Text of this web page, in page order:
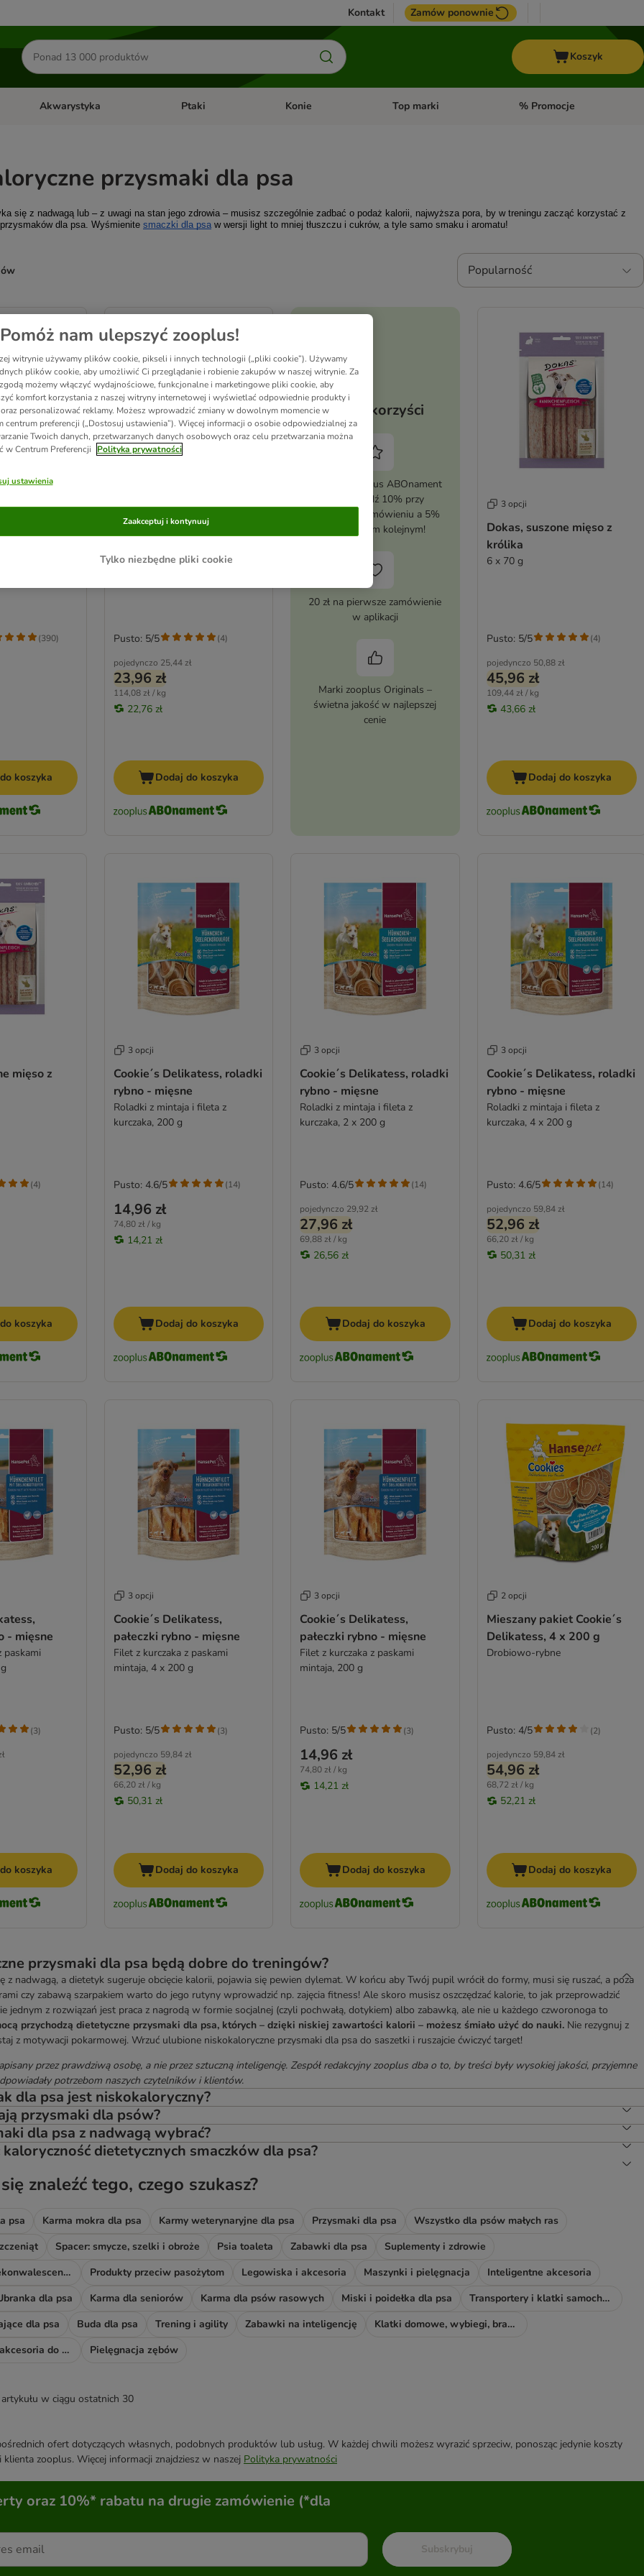
Kontakt Zamów ponownie
Szukaj
produktów
Koszyk
Otwórz menu kategorii: Małe zwierzęta
Akwarystyka Otwórz menu kategorii: Akwarystyka
Ptaki Otwórz menu kategorii: Ptaki
Konie Otwórz menu kategorii: Konie
Top marki Otwórz menu kategorii: Top
% Promocje
przysmaki dla psa
się z nadwagą lub – z uwagi na stan jego zdrowia – musisz szczególnie zadbać o podaż kalorii, najwyższa pora, by w treningu zacząć korzystać z
dla psa. Wyśmienite smaczki dla psa w wersji light to mniej tłuszczu i cukrów, a tyle samo smaku i aromatu!
Popularność
żucia
70 g
(390)
koszyka
Dokas, suszone mięso z
3 x 70 g
pojedynczo 25,44 zł
23,96 zł
114,08 zł / kg
22,76 zł
Pusto: 5/5 (4)
Dodaj do koszyka
Twoje korzyści
Aktywuj zooplus ABOnament
i zaoszczędź 10% przy
pierwszym zamówieniu a 5%
przy każdym kolejnym!
20 zł na pierwsze zamówienie
w aplikacji
Marki zooplus Originals –
świetna jakość w najlepszej
cenie
3 opcji
Dokas, suszone mięso z
królika
6 x 70 g
pojedynczo 50,88 zł
45,96 zł
109,44 zł / kg
43,66 zł
Pusto: 5/5 (4)
Dodaj do koszyka
mięso z
(4)
koszyka
3 opcji
Cookie´s Delikatess, roladki
rybno - mięsne
Roladki z mintaja i fileta z
kurczaka, 200 g
14,96 zł
74,80 zł / kg
14,21 zł
Pusto: 4.6/5 (14)
Dodaj do koszyka
3 opcji
Cookie´s Delikatess, roladki
rybno - mięsne
Roladki z mintaja i fileta z
kurczaka, 2 x 200 g
pojedynczo 29,92 zł
27,96 zł
69,88 zł / kg
26,56 zł
Pusto: 4.6/5 (14)
Dodaj do koszyka
3 opcji
Cookie´s Delikatess, roladki
rybno - mięsne
Roladki z mintaja i fileta z
kurczaka, 4 x 200 g
pojedynczo 59,84 zł
52,96 zł
66,20 zł / kg
50,31 zł
Pusto: 4.6/5 (14)
Dodaj do koszyka
- mięsne
paskami
(3)
koszyka
3 opcji
Cookie´s Delikatess,
pałeczki rybno - mięsne
Filet z kurczaka z paskami
mintaja, 4 x 200 g
pojedynczo 59,84 zł
52,96 zł
66,20 zł / kg
50,31 zł
Pusto: 5/5 (3)
Dodaj do koszyka
3 opcji
Cookie´s Delikatess,
pałeczki rybno - mięsne
Filet z kurczaka z paskami
mintaja, 200 g
14,96 zł
74,80 zł / kg
14,21 zł
Pusto: 5/5 (3)
Dodaj do koszyka
2 opcji
Mieszany pakiet Cookie´s
Delikatess, 4 x 200 g
Drobiowo-rybne
pojedynczo 59,84 zł
54,96 zł
68,72 zł / kg
52,21 zł
Pusto: 4/5 (2)
Dodaj do koszyka
przysmaki dla psa będą dobre do treningów?
z nadwagą, a dietetyk sugeruje obcięcie kalorii, pojawia się pewien dylemat. W końcu aby Twój pupil wrócił do formy, musi się ruszać, a poza
czy zabawą szarpakiem warto do jego rutyny wprowadzić np. zajęcia fitness! Ale skoro musisz oszczędzać kalorie, to jak przeprowadzić
jednym z rozwiązań jest praca z nagrodą w formie socjalnej (czyli pochwałą, dotykiem) albo zabawką, ale nie u każdego czworonoga to
przychodzą dietetyczne przysmaki dla psa, których – dzięki niskiej zawartości kalorii – możesz śmiało użyć do nauki. Nie rezygnuj z
z motywacji pokarmowej. Wrzuć ulubione niskokaloryczne przysmaki dla psa do saszetki i ruszajcie ćwiczyć target!
przez prawdziwą osobę, a nie przez sztuczną inteligencję. Zespół redakcyjny zooplus dba o to, by treści były wysokiej jakości, przyjemne
potrzebom naszych czytelników i klientów.
dla psa jest niskokaloryczny?
przysmaki dla psów?
dla psa z nadwagą wybrać?
dietetycznych smaczków dla psa?
znaleźć tego, czego szukasz?
psa Karma mokra dla psa Karmy weterynaryjne dla psa Przysmaki dla psa
Wszystko dla psów małych ras
Spacer: smycze, szelki i obroże Psia toaleta Zabawki dla psa
Suplementy i zdrowie
Akcesoria do rekonwalescencji
Produkty przeciw pasożytom Legowiska i akcesoria Maszynki i pielęgnacja
Inteligentne akcesoria
dla psa Karma dla seniorów Karma dla psów rasowych Miski i poidełka dla psa
Transportery i klatki samochodowe
dla psa
Buda dla psa Trening i agility Zabawki na inteligencję
Klatki domowe, wybiegi, bramki i rampy
Odświeżacze i akcesoria do sprzątania
Pielęgnacja zębów
w ciągu ostatnich 30
ofert dotyczących własnych, podobnych produktów lub usług. W każdej chwili możesz wyrazić sprzeciw, ponosząc jedynie koszty
zooplus. Więcej informacji znajdziesz w naszej Polityka prywatności
oraz 10%* rabatu na drugie zamówienie (*dla
Subskrybuj
Pomóż nam ulepszyć zooplus!
witrynie używamy plików cookie, pikseli i innych technologii („pliki cookie”). Używamy
plików cookie, aby umożliwić Ci przeglądanie i robienie zakupów w naszej witrynie. Za
możemy włączyć wydajnościowe, funkcjonalne i marketingowe pliki cookie, aby
komfort korzystania z naszej witryny internetowej i wyświetlać odpowiednie produkty i
oraz personalizować reklamy. Możesz wprowadzić zmiany w dowolnym momencie w
centrum preferencji („Dostosuj ustawienia”). Więcej informacji o osobie odpowiedzialnej za
Twoich danych, przetwarzanych danych osobowych oraz celu przetwarzania można
w Centrum Preferencji
Polityka prywatności
ustawienia
Tylko niezbędne pliki cookie
Zaakceptuj i kontynuuj